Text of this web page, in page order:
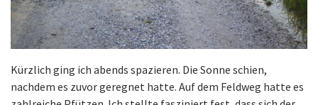
Kürzlich ging ich abends spazieren. Die Sonne schien,
nachdem es zuvor geregnet hatte. Auf dem Feldweg hatte es